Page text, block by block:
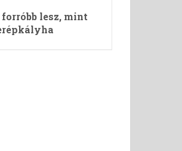
lesz, mint